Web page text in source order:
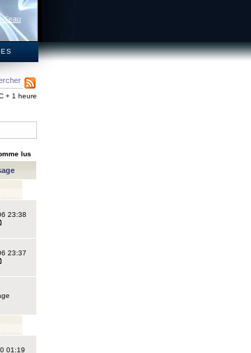
+ 1 heure
lus
23:38
23:37
01:19